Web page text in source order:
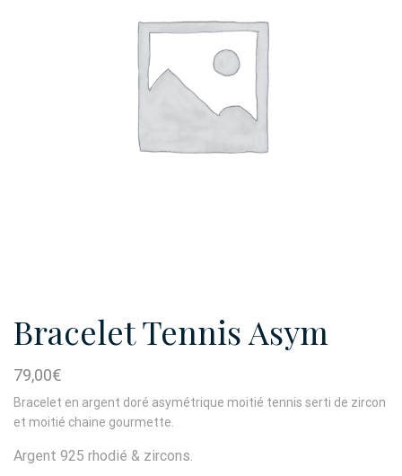
Bracelet Tennis Asym
79,00€
Bracelet en argent doré asymétrique moitié tennis serti de zircon
et moitié chaine gourmette.
Argent 925 rhodié & zircons.